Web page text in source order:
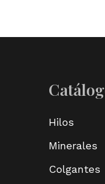
Hilos
Minerales
Colgantes